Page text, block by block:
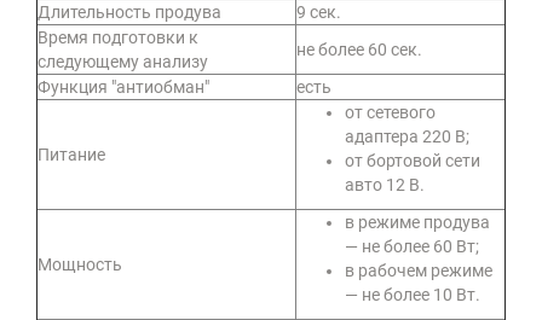
Длительность продува
9 сек.
Время подготовки к
следующему анализу
не более 60 сек.
Функция "антиобман"
есть
Питание
от сетевого
адаптера 220 В;
от бортовой сети
авто 12 В.
Мощность
в режиме продува
— не более 60 Вт;
в рабочем режиме
— не более 10 Вт.